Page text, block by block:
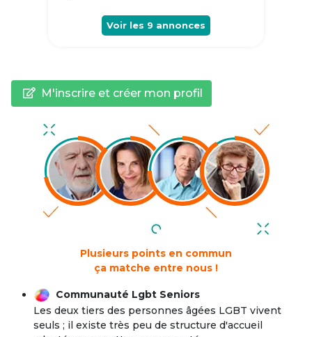
Voir les 9 annonces
M'inscrire et créer mon profil
Plusieurs points en commun
ça matche entre nous !
Communauté Lgbt Seniors
Les deux tiers des personnes âgées LGBT vivent
seuls ; il existe très peu de structure d'accueil